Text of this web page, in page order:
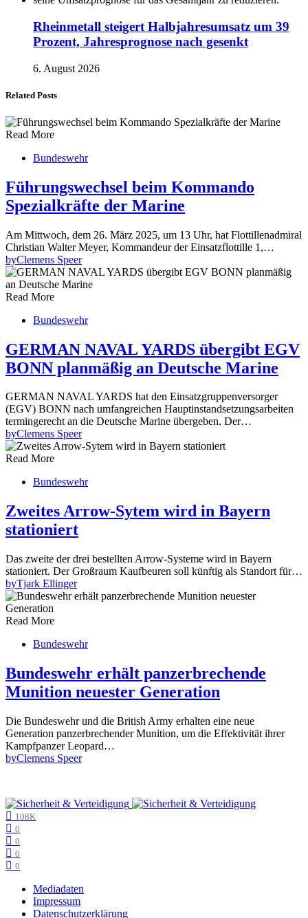
Rheinmetall steigert Halbjahresumsatz um 39
Prozent, Jahresprognose nach gesenkt
6. August 2026
Related Posts
Read More
Bundeswehr
Führungswechsel beim Kommando
Spezialkräfte der Marine
Am Mittwoch, dem 26. März 2025, um 13 Uhr, hat Flottillenadmiral
Christian Walter Meyer, Kommandeur der Einsatzflottille 1,…
byClemens Speer
Read More
Bundeswehr
GERMAN NAVAL YARDS übergibt EGV
BONN planmäßig an Deutsche Marine
GERMAN NAVAL YARDS hat den Einsatzgruppenversorger
(EGV) BONN nach umfangreichen Hauptinstandsetzungsarbeiten
termingerecht an die Deutsche Marine übergeben. Der…
byClemens Speer
Read More
Bundeswehr
Zweites Arrow-Sytem wird in Bayern
stationiert
Das zweite der drei bestellten Arrow-Systeme wird in Bayern
stationiert. Der Großraum Kaufbeuren soll künftig als Standort für…
byTjark Ellinger
Read More
Bundeswehr
Bundeswehr erhält panzerbrechende
Munition neuester Generation
Die Bundeswehr und die British Army erhalten eine neue
Generation panzerbrechender Munition, um die Effektivität ihrer
Kampfpanzer Leopard…
byClemens Speer
108K
0
0
0
0
Mediadaten
Impressum
Datenschutzerklärung